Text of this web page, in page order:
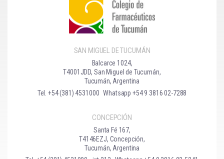
SAN MIGUEL DE TUCUMÁN
Balcarce 1024,
T4001JDD, San Miguel de Tucumán,
Tucumán, Argentina
Tel. +54 (381) 4531000 Whatsapp +54 9 3816 02-7288
CONCEPCIÓN
Santa Fé 167,
T4146EZJ, Concepción,
Tucumán, Argentina